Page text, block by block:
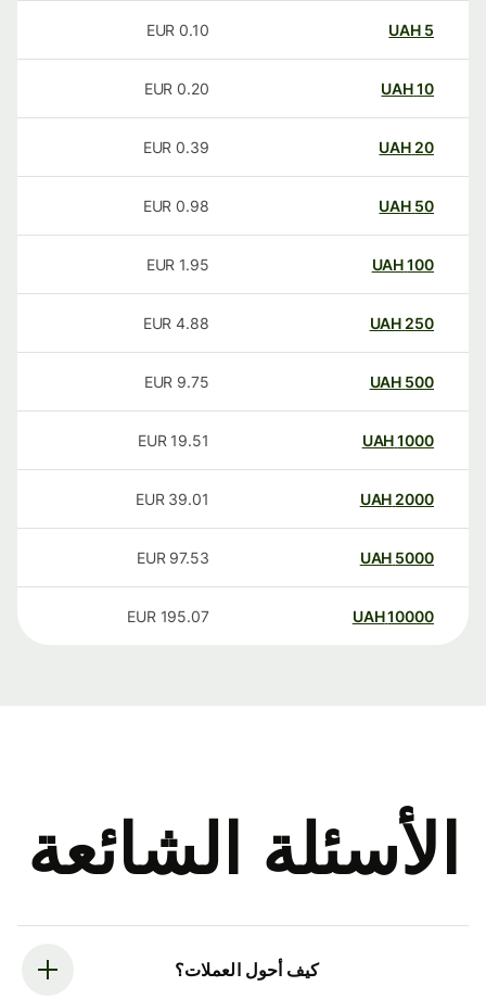
UAH
0.10
EUR
UAH
0.20
EUR
20
UAH
0.39
EUR
50
UAH
0.98
EUR
100
UAH
1.95
EUR
250
UAH
4.88
EUR
500
UAH
9.75
EUR
1000
UAH
19.51
EUR
2000
UAH
39.01
EUR
5000
UAH
97.53
EUR
10000
UAH
195.07
EUR
الأسئلة الشائعة
كيف أحول العملات؟